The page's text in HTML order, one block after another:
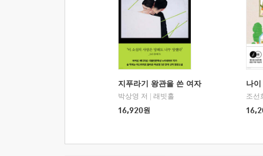
지푸라기 왕관을 쓴 여자
박상영 저
래빗홀
16,920원
나
조선